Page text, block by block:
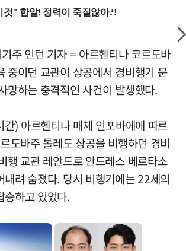
주 인턴 기자 = 아르헨티나 코르도바
중이던 교관이 상공에서 경비행기 문
망하는 충격적인 사건이 발생했다.
) 아르헨티나 매체 인포바에에 따르
도바주 톨레도 상공을 비행하던 경비
행 교관 레안드로 안드레스 베르타소
내려 숨졌다. 당시 비행기에는 22세의
승하고 있었다.